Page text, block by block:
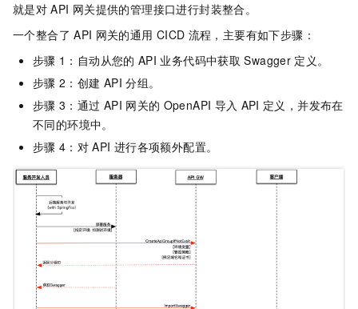
就是对 API 网关提供的管理接口进行封装整合。
一个整合了 API 网关的通用 CICD 流程，主要有如下步骤：
步骤 1：自动从您的 API 业务代码中获取 Swagger 定义。
步骤 2：创建 API 分组。
步骤 3：通过 API 网关的 OpenAPI 导入 API 定义，并发布在
不同的环境中。
步骤 4：对 API 进行各项额外配置。